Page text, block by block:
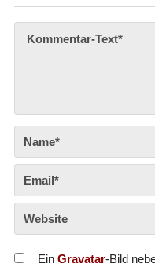
Ein Gravatar-Bild